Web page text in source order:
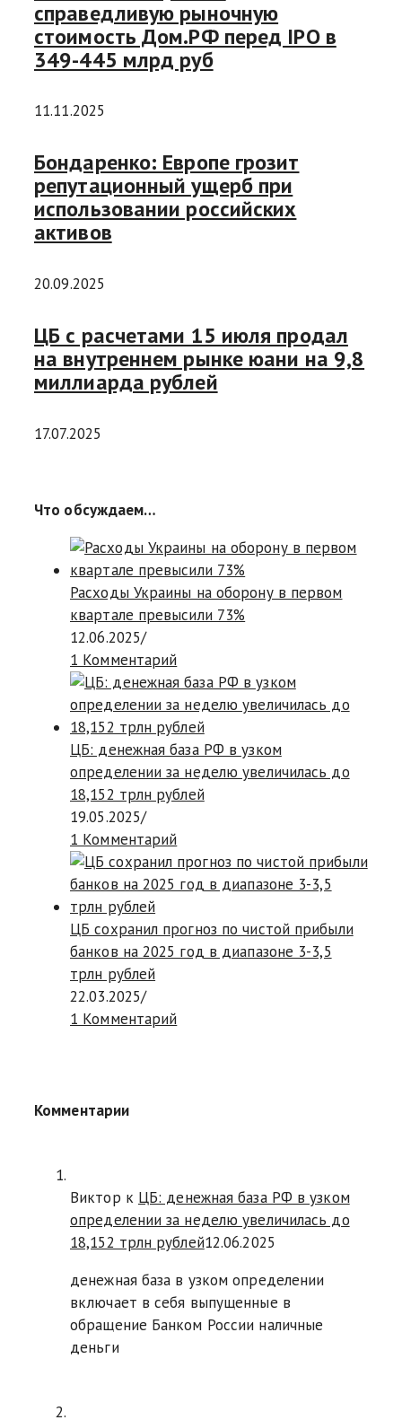
справедливую рыночную
стоимость Дом.РФ перед IPO в
349-445 млрд руб
11.11.2025
Бондаренко: Европе грозит
репутационный ущерб при
использовании российских
активов
20.09.2025
ЦБ с расчетами 15 июля продал
на внутреннем рынке юани на 9,8
миллиарда рублей
17.07.2025
Что обсуждаем…
Расходы Украины на оборону в первом
квартале превысили 73%
12.06.2025/
1 Комментарий
ЦБ: денежная база РФ в узком
определении за неделю увеличилась до
18,152 трлн рублей
19.05.2025/
1 Комментарий
ЦБ сохранил прогноз по чистой прибыли
банков на 2025 год в диапазоне 3-3,5
трлн рублей
22.03.2025/
1 Комментарий
Комментарии
Виктор к ЦБ: денежная база РФ в узком
определении за неделю увеличилась до
18,152 трлн рублей12.06.2025
денежная база в узком определении
включает в себя выпущенные в
обращение Банком России наличные
деньги